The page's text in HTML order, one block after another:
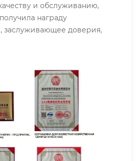
и обслуживанию,
награду
заслуживающее доверия,